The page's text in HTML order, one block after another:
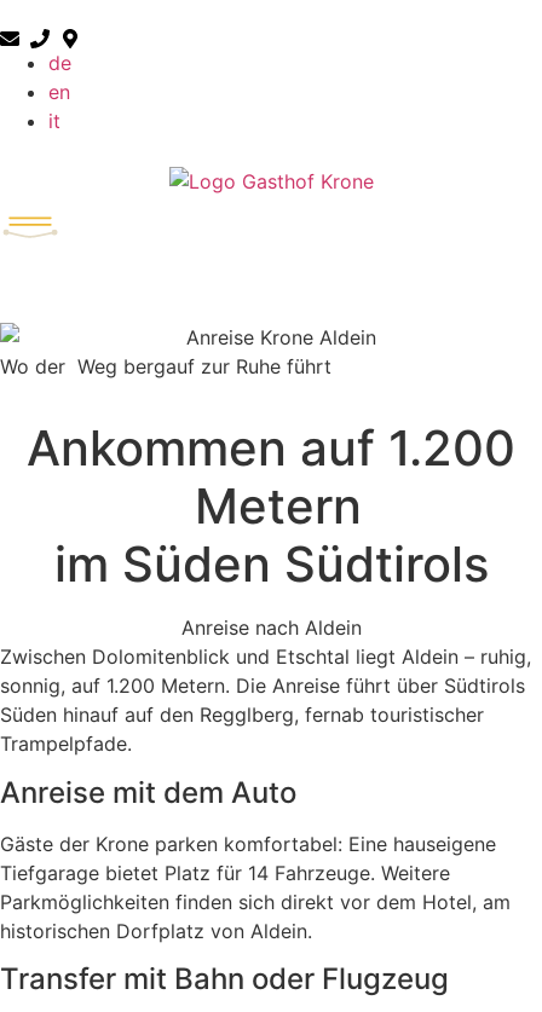
de
en
it
Wo der Weg bergauf zur Ruhe führt
Ankommen auf 1.200
Metern
im Süden Südtirols
Anreise nach Aldein
Zwischen Dolomitenblick und Etschtal liegt Aldein – ruhig,
sonnig, auf 1.200 Metern. Die Anreise führt über Südtirols
Süden hinauf auf den Regglberg, fernab touristischer
Trampelpfade.
Anreise mit dem Auto
Gäste der Krone parken komfortabel: Eine hauseigene
Tiefgarage bietet Platz für 14 Fahrzeuge. Weitere
Parkmöglichkeiten finden sich direkt vor dem Hotel, am
historischen Dorfplatz von Aldein.
Transfer mit Bahn oder Flugzeug